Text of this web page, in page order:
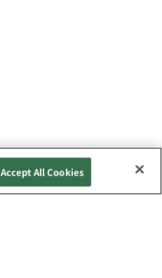
Accept All Cookies